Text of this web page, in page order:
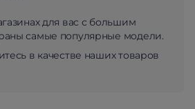
для вас с большим
самые популярные модели.
в качестве наших товаров